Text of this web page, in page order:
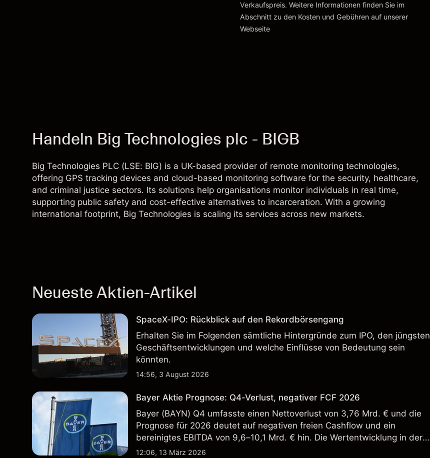
Kosten und Gebühren
Verkaufspreis. Weitere Informationen finden Sie im
Abschnitt zu den Kosten und Gebühren auf unserer
Webseite
Handeln Big Technologies plc - BIGB
Big Technologies PLC (LSE: BIG) is a UK-based provider of remote monitoring technologies,
offering GPS tracking devices and cloud-based monitoring software for the security, healthcare,
and criminal justice sectors. Its solutions help organisations monitor individuals in real time,
supporting public safety and cost-effective alternatives to incarceration. With a growing
international footprint, Big Technologies is scaling its services across new markets.
Neueste Aktien-Artikel
SpaceX-IPO: Rückblick auf den Rekordbörsengang
Erhalten Sie im Folgenden sämtliche Hintergründe zum IPO, den jüngsten
Geschäftsentwicklungen und welche Einflüsse von Bedeutung sein
könnten.
14:56, 3 August 2026
Bayer Aktie Prognose: Q4-Verlust, negativer FCF 2026
Bayer (BAYN) Q4 umfasste einen Nettoverlust von 3,76 Mrd. € und die
Prognose für 2026 deutet auf negativen freien Cashflow und ein
bereinigtes EBITDA von 9,6–10,1 Mrd. € hin. Die Wertentwicklung in der
Vergangenheit ist kein verlässlicher Indikator für zukünftige Ergebnisse.
12:06, 13 März 2026